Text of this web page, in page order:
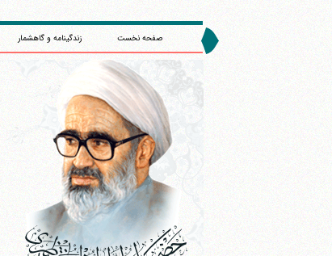
صفحه نخست زندگینامه و گاهشمار